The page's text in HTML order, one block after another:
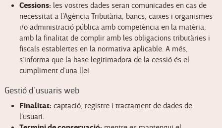
Cessions: les vostres dades seran comunicades en cas de
necessitat a l’Agència Tributària, bancs, caixes i organismes
i/o administració pública amb competència en la matèria,
amb la finalitat de complir amb les obligacions tributàries i
fiscals establertes en la normativa aplicable. A més,
s’informa que la base legitimadora de la cessió és el
cumpliment d’una llei
Gestió d’usuaris web
Finalitat: captació, registre i tractament de dades de
l’usuari.